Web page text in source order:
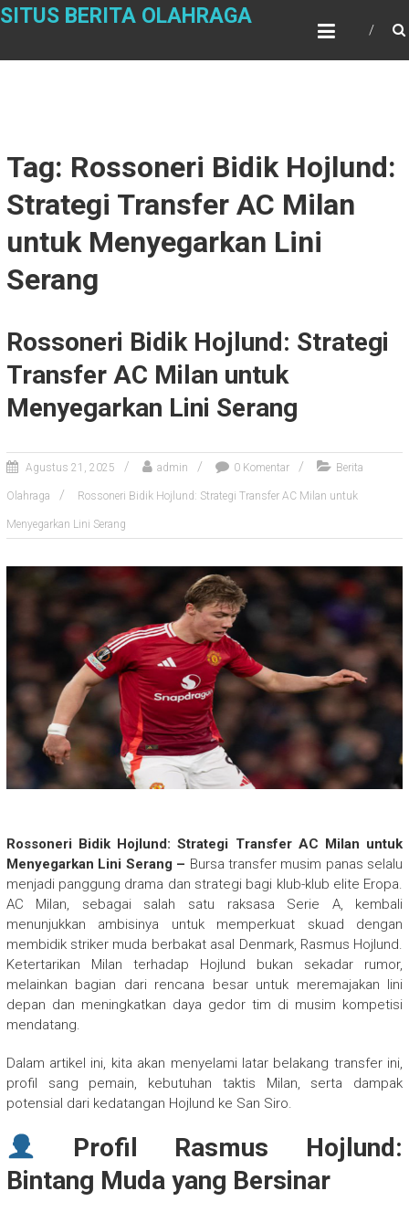
Skip
SITUS BERITA OLAHRAGA
Tag: Rossoneri Bidik Hojlund:
Strategi Transfer AC Milan
untuk Menyegarkan Lini
Serang
Rossoneri Bidik Hojlund: Strategi
Transfer AC Milan untuk
Menyegarkan Lini Serang
Agustus 21, 2025 admin 0 Komentar Berita
Olahraga Rossoneri Bidik Hojlund: Strategi Transfer AC Milan untuk
Menyegarkan Lini Serang
Rossoneri Bidik Hojlund: Strategi Transfer AC Milan untuk
Menyegarkan Lini Serang – Bursa transfer musim panas selalu
menjadi panggung drama dan strategi bagi klub-klub elite Eropa.
AC Milan, sebagai salah satu raksasa Serie A, kembali
menunjukkan ambisinya untuk memperkuat skuad dengan
membidik striker muda berbakat asal Denmark, Rasmus Hojlund.
Ketertarikan Milan terhadap Hojlund bukan sekadar rumor,
melainkan bagian dari rencana besar untuk meremajakan lini
depan dan meningkatkan daya gedor tim di musim kompetisi
mendatang.
Dalam artikel ini, kita akan menyelami latar belakang transfer ini,
profil sang pemain, kebutuhan taktis Milan, serta dampak
potensial dari kedatangan Hojlund ke San Siro.
Profil Rasmus Hojlund:
Bintang Muda yang Bersinar